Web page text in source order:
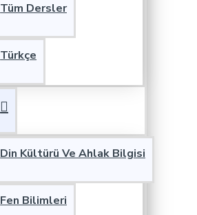
Tüm Dersler
Türkçe
Din Kültürü Ve Ahlak Bilgisi
Fen Bilimleri